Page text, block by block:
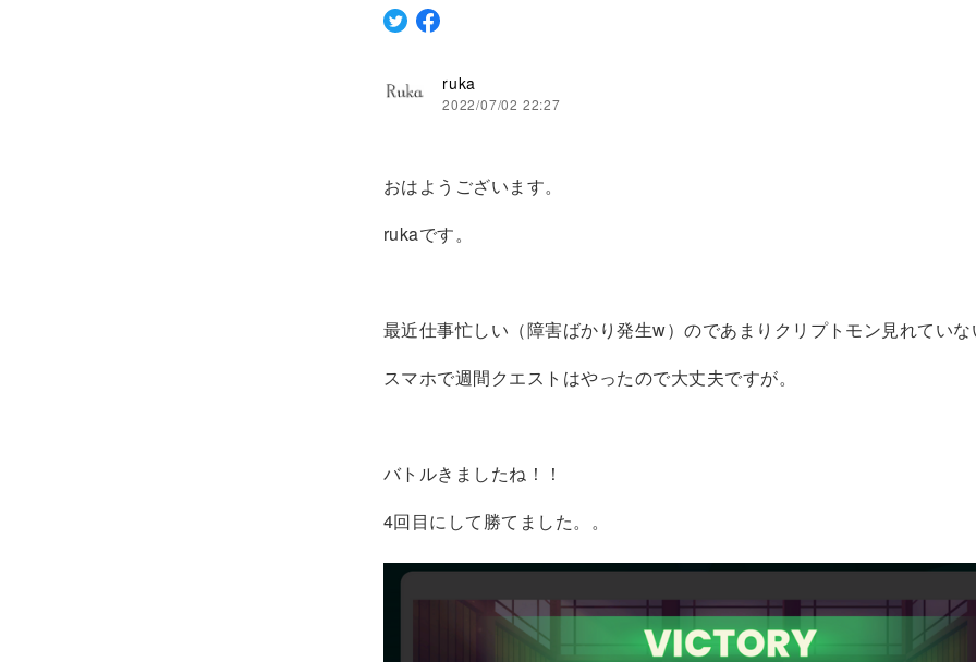
ruka
2022/07/02 22:27
おはようございます。
rukaです。
最近仕事忙しい（障害ばかり発生w）のであまりクリプトモン見れてい
スマホで週間クエストはやったので大丈夫ですが。
バトルきましたね！！
4回目にして勝てました。。